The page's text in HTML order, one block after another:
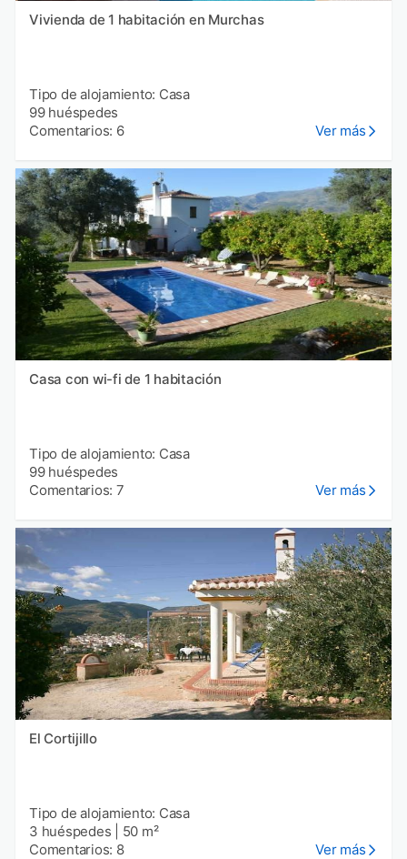
Vivienda de 1 habitación en Murchas
Tipo de alojamiento: Casa
99 huéspedes
Comentarios: 6
Ver más
Casa con wi-fi de 1 habitación
Tipo de alojamiento: Casa
99 huéspedes
Comentarios: 7
Ver más
El Cortijillo
Tipo de alojamiento: Casa
3 huéspedes
50 m²
Comentarios: 8
Ver más